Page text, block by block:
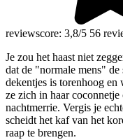
reviewscore: 3,8/5 56
Je zou het haast niet
dat de "normale mens"
dekentjes is torenhoog
ze zich in haar
nachtmerrie. Vergis je
scheidt het kaf van het
raap te brengen.